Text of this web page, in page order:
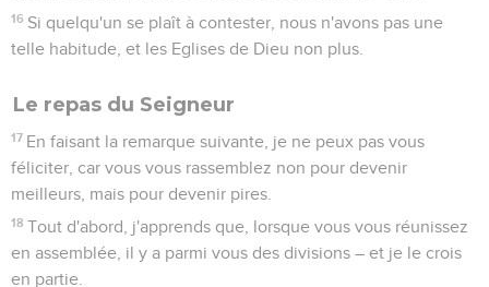
16 Si quelqu'un se plaît à contester, nous n'avons pas une
telle habitude, et les Eglises de Dieu non plus.
Le repas du Seigneur
17 En faisant la remarque suivante, je ne peux pas vous
féliciter, car vous vous rassemblez non pour devenir
meilleurs, mais pour devenir pires.
18 Tout d'abord, j'apprends que, lorsque vous vous réunissez
en assemblée, il y a parmi vous des divisions – et je le crois
en partie.